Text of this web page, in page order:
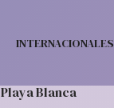
INTERNACIONALES
Playa Blanca